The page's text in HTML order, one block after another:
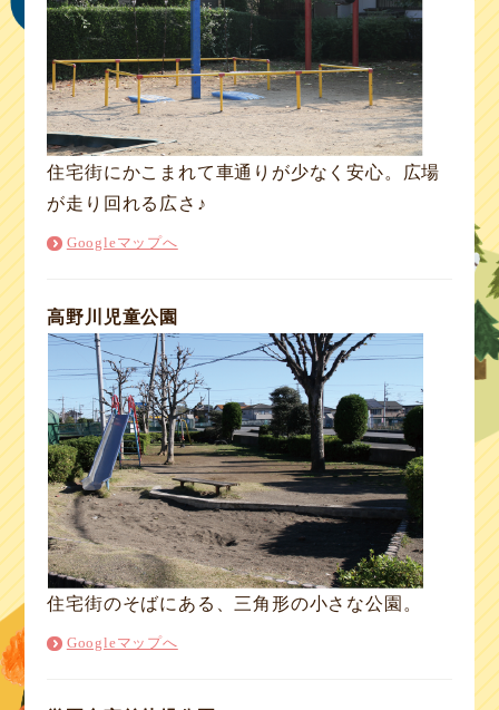
住宅街にかこまれて車通りが少なく安心。広場
が走り回れる広さ♪
Googleマップへ
高野川児童公園
住宅街のそばにある、三角形の小さな公園。
Googleマップへ